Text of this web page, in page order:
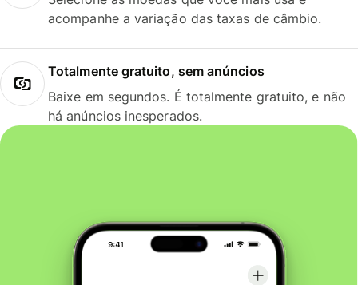
acompanhe a variação das taxas de câmbio.
Totalmente gratuito, sem anúncios
Baixe em segundos. É totalmente gratuito, e não
há anúncios inesperados.